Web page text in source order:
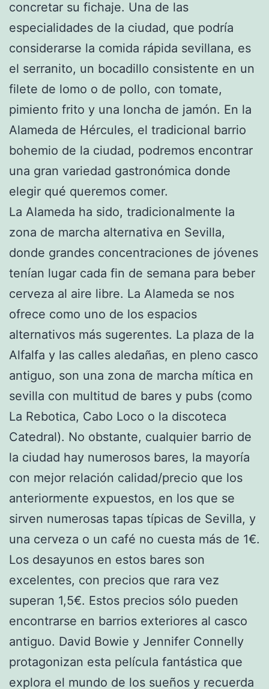
concretar su fichaje. Una de las
especialidades de la ciudad, que podría
considerarse la comida rápida sevillana, es
el serranito, un bocadillo consistente en un
filete de lomo o de pollo, con tomate,
pimiento frito y una loncha de jamón. En la
Alameda de Hércules, el tradicional barrio
bohemio de la ciudad, podremos encontrar
una gran variedad gastronómica donde
elegir qué queremos comer.
La Alameda ha sido, tradicionalmente la
zona de marcha alternativa en Sevilla,
donde grandes concentraciones de jóvenes
tenían lugar cada fin de semana para beber
cerveza al aire libre. La Alameda se nos
ofrece como uno de los espacios
alternativos más sugerentes. La plaza de la
Alfalfa y las calles aledañas, en pleno casco
antiguo, son una zona de marcha mítica en
sevilla con multitud de bares y pubs (como
La Rebotica, Cabo Loco o la discoteca
Catedral). No obstante, cualquier barrio de
la ciudad hay numerosos bares, la mayoría
con mejor relación calidad/precio que los
anteriormente expuestos, en los que se
sirven numerosas tapas típicas de Sevilla, y
una cerveza o un café no cuesta más de 1€.
Los desayunos en estos bares son
excelentes, con precios que rara vez
superan 1,5€. Estos precios sólo pueden
encontrarse en barrios exteriores al casco
antiguo. David Bowie y Jennifer Connelly
protagonizan esta película fantástica que
explora el mundo de los sueños y recuerda